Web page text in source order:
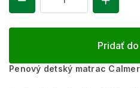
Pridať
Penový detský matrac